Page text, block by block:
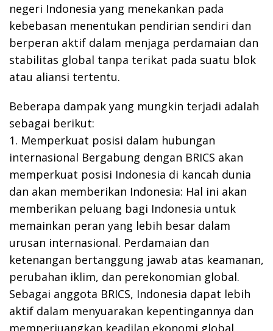
negeri Indonesia yang menekankan pada
kebebasan menentukan pendirian sendiri dan
berperan aktif dalam menjaga perdamaian dan
stabilitas global tanpa terikat pada suatu blok
atau aliansi tertentu.
Beberapa dampak yang mungkin terjadi adalah
sebagai berikut:
1. Memperkuat posisi dalam hubungan
internasional Bergabung dengan BRICS akan
memperkuat posisi Indonesia di kancah dunia
dan akan memberikan Indonesia: Hal ini akan
memberikan peluang bagi Indonesia untuk
memainkan peran yang lebih besar dalam
urusan internasional. Perdamaian dan
ketenangan bertanggung jawab atas keamanan,
perubahan iklim, dan perekonomian global.
Sebagai anggota BRICS, Indonesia dapat lebih
aktif dalam menyuarakan kepentingannya dan
memperjuangkan keadilan ekonomi global